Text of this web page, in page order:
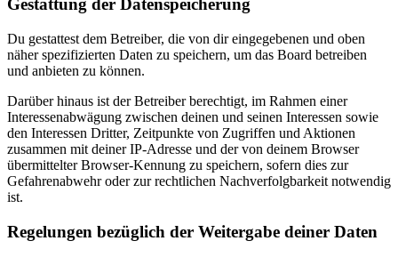
Gestattung der Datenspeicherung
Du gestattest dem Betreiber, die von dir eingegebenen und oben
näher spezifizierten Daten zu speichern, um das Board betreiben
und anbieten zu können.
Darüber hinaus ist der Betreiber berechtigt, im Rahmen einer
Interessenabwägung zwischen deinen und seinen Interessen sowie
den Interessen Dritter, Zeitpunkte von Zugriffen und Aktionen
zusammen mit deiner IP-Adresse und der von deinem Browser
übermittelter Browser-Kennung zu speichern, sofern dies zur
Gefahrenabwehr oder zur rechtlichen Nachverfolgbarkeit notwendig
ist.
Regelungen bezüglich der Weitergabe deiner Daten